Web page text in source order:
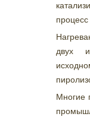
процесс
двух
Многие